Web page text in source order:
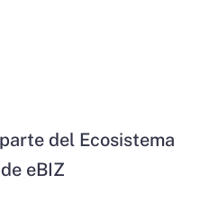
del Ecosistema
eBIZ